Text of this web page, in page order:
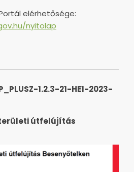
elérhetősége:
nyitolap
1.2.3-21-HE1-2023-
útfelújítás